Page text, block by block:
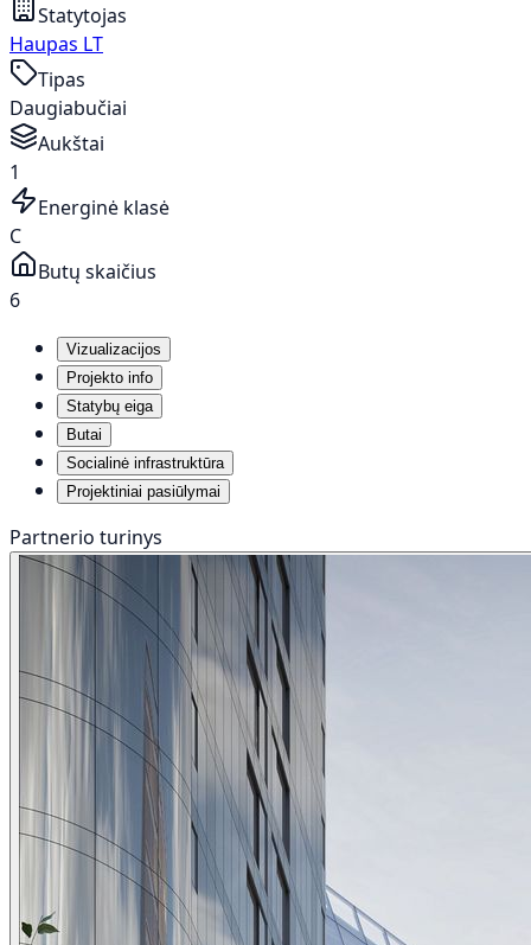
Statytojas
Haupas LT
Tipas
Daugiabučiai
Aukštai
1
Energinė klasė
C
Butų skaičius
6
Vizualizacijos
Projekto info
Statybų eiga
Butai
Socialinė infrastruktūra
Projektiniai pasiūlymai
Partnerio turinys